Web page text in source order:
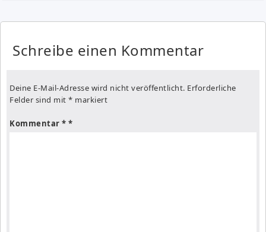
Schreibe einen Kommentar
Deine E-Mail-Adresse wird nicht veröffentlicht. Erforderliche
Felder sind mit * markiert
Kommentar *